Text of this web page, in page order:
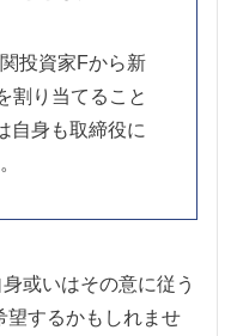
投資家Fから新
割り当てること
自身も取締役に
或いはその意に従う
望するかもしれませ